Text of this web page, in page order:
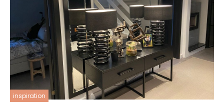
inspiration